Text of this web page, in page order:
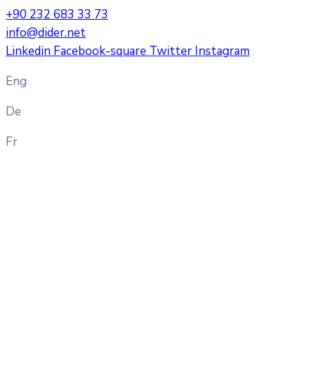
+90 232 683 33 73
info@dider.net
Linkedin Facebook-square Twitter Instagram
Eng
De
Fr